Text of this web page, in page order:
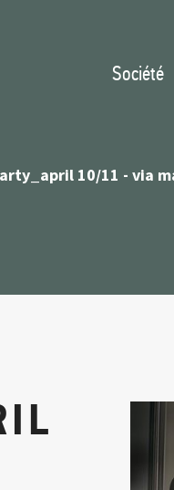
Société
10/11 - via